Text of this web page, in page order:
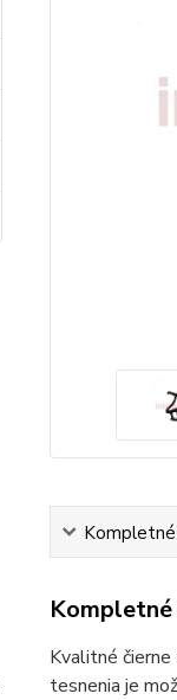
Kvalitné
tesnenia je